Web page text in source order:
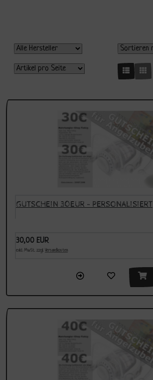
GUTSCHEIN 30EUR - PERSONALISIERT
30,00 EUR
exkl. MwSt. zzgl. Versandkosten